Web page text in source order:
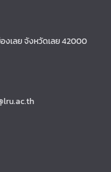
งเลย จังหวัดเลย 42000